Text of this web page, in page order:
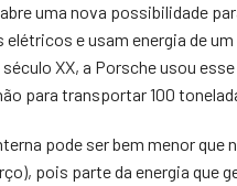
uma nova possibilidade
e usam energia de
XX, a Porsche usou
para transportar 100
pode ser bem menor que
pois parte da energia que